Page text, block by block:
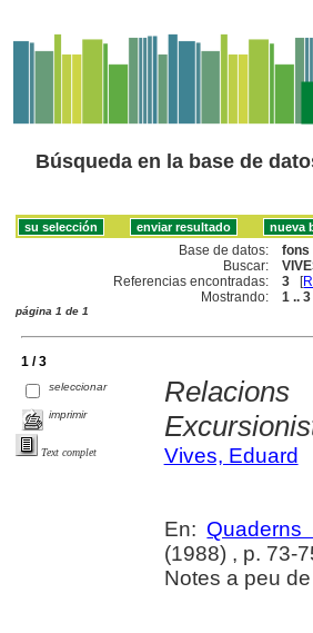
Búsqueda en la base de
Base de datos:
fons
Buscar:
Referencias encontradas:
3 [
Mostrando:
1 .. 3
página 1 de 1
1 / 3
seleccionar
imprimir
Text complet
Vives, Eduard
En:
(1988) , p. 73-
Notes a peu